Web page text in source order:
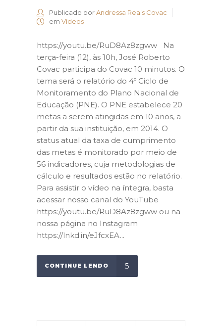
Publicado porAndressa Reais Covac
em Vídeos
https://youtu.be/RuD8Az8zgww Na
terça-feira (12), às 10h, José Roberto
Covac participa do Covac 10 minutos. O
tema será o relatório do 4º Ciclo de
Monitoramento do Plano Nacional de
Educação (PNE). O PNE estabelece 20
metas a serem atingidas em 10 anos, a
partir da sua instituição, em 2014. O
status atual da taxa de cumprimento
das metas é monitorado por meio de
56 indicadores, cuja metodologias de
cálculo e resultados estão no relatório.
Para assistir o vídeo na íntegra, basta
acessar nosso canal do YouTube
https://youtu.be/RuD8Az8zgww ou na
nossa página no Instagram
https://lnkd.in/eJfcxEA...
CONTINUE LENDO